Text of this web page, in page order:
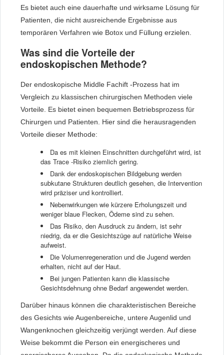
Es bietet auch eine dauerhafte und wirksame Lösung für
Patienten, die nicht ausreichende Ergebnisse aus
temporären Verfahren wie Botox und Füllung erzielen.
Was sind die Vorteile der
endoskopischen Methode?
Der endoskopische Middle Fachift -Prozess hat im
Vergleich zu klassischen chirurgischen Methoden viele
Vorteile. Es bietet einen bequemen Betriebsprozess für
Chirurgen und Patienten. Hier sind die herausragenden
Vorteile dieser Methode:
Da es mit kleinen Einschnitten durchgeführt wird, ist
das Trace -Risiko ziemlich gering.
Dank der endoskopischen Bildgebung werden
subkutane Strukturen deutlich gesehen, die Intervention
wird präziser und kontrolliert.
Nebenwirkungen wie kürzere Erholungszeit und
weniger blaue Flecken, Ödeme sind zu sehen.
Das Risiko, den Ausdruck zu ändern, ist sehr
niedrig, da er die Gesichtszüge auf natürliche Weise
aufweist.
Die Volumenregeneration und die Jugend werden
erhalten, nicht auf der Haut.
Bei jungen Patienten kann die klassische
Gesichtsdehnung ohne Bedarf angewendet werden.
Darüber hinaus können die charakteristischen Bereiche
des Gesichts wie Augenbereiche, untere Augenlid und
Wangenknochen gleichzeitig verjüngt werden. Auf diese
Weise bekommt die Person ein energischeres und